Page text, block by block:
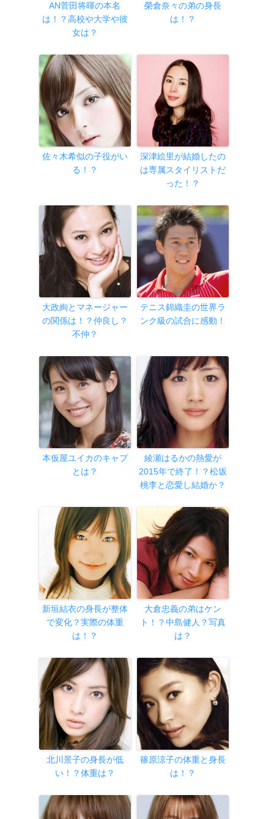
AN菅田将暉の本名
は！？高校や大学や彼
女は？
榮倉奈々の弟の身長
は！？
佐々木希似の子役がい
る！？
深津絵里が結婚したの
は専属スタイリストだ
った！？
大政絢とマネージャー
の関係は！？仲良し？
不仲？
テニス錦織圭の世界ラ
ンク級の試合に感動！
本仮屋ユイカのキャプ
とは？
綾瀬はるかの熱愛が
2015年で終了！？松坂
桃李と恋愛し結婚か？
新垣結衣の身長が整体
で変化？実際の体重
は！？
大倉忠義の弟はケン
ト！？中島健人？写真
は？
北川景子の身長が低
い！？体重は？
篠原涼子の体重と身長
は！？